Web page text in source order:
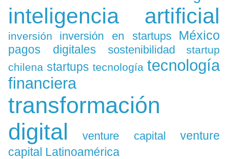
inteligencia artificial
inversión inversión en startups México
pagos digitales sostenibilidad
startup
chilena startups tecnología tecnología
financiera
transformación
digital
venture capital
venture
capital Latinoamérica